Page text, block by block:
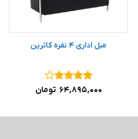
مبل اداری ۴ نفره کاترین
نمره۴
۶۴,۸۹۵,۰۰۰ تومان